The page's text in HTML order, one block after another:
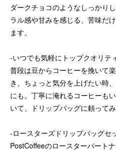
ダークチョコのようなしっかり
ラル感や甘みを感じる、苦味だ
ます。
-いつでも気軽にトップクオリテ
普段は豆からコーヒーを挽いて
き、ちょっと気分を上げたい時
にも。丁寧に淹れるコーヒーも
いて、ドリップバッグに頼って
-ロースターズドリップバッグセ
PostCoffeeのロースターパート